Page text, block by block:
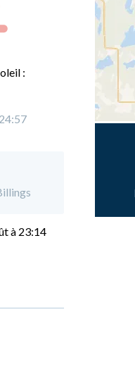
:
à 23:14